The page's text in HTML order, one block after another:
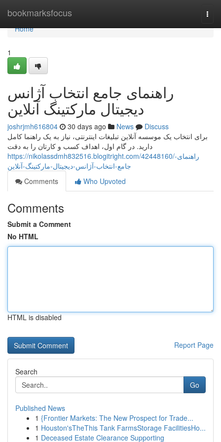
bookmarksfocus
Home
Home
1
راهنمای جامع انتخاب آژانس
دیجیتال مارکتینگ آنلاین
joshrjmh616804 30 days ago News
Discuss
برای انتخاب یک موسسه آنلاین تبلیغات اینترنتی، نیاز به یک راهنما کامل
دارید. در گام اول، اهداف کسب و کارتان را به دقت
https://nikolassdmh832516.blogitright.com/42448160/راهنمای-
جامع-انتخاب-آژانس-دیجیتال-مارکتینگ-آنلاین
Comments
Who Upvoted
Comments
Submit a Comment
No HTML
HTML is disabled
Report Page
Search
Go
Published News
1 {Frontier Markets: The New Prospect for Trade...
1 Houston'sTheThis Tank FarmsStorage FacilitiesHo...
1 Deceased Estate Clearance Supporting